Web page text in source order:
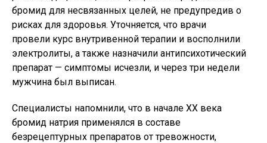
бромид для несвязанных целей, не предупредив о
рисках для здоровья. Уточняется, что врачи
провели курс внутривенной терапии и восполнили
электролиты, а также назначили антипсихотический
препарат — симптомы исчезли, и через три недели
мужчина был выписан.
Специалисты напомнили, что в начале XX века
бромид натрия применялся в составе
безрецептурных препаратов от тревожности,